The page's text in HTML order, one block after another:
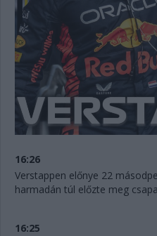
16:26
Verstappen előnye 22
harmadán túl előzte meg
16:25